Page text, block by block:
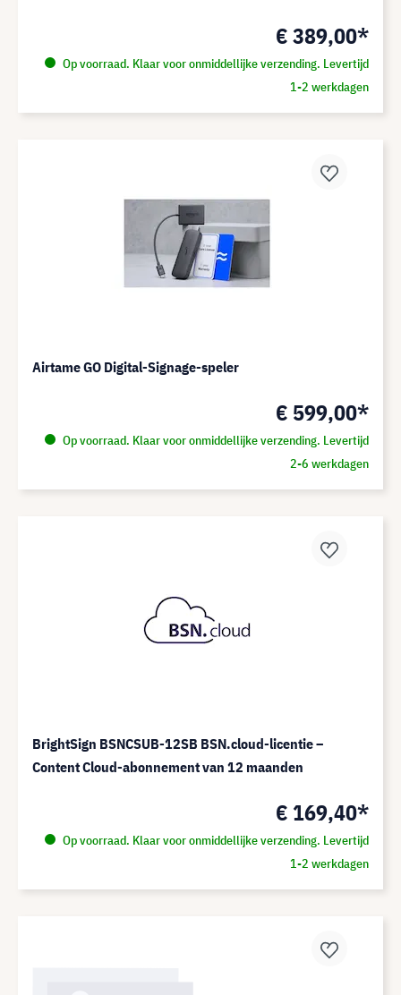
€ 389,00*
Op voorraad. Klaar voor onmiddellijke verzending. Levertijd
1-2 werkdagen
Airtame GO Digital-Signage-speler
€ 599,00*
Op voorraad. Klaar voor onmiddellijke verzending. Levertijd
2-6 werkdagen
BrightSign BSNCSUB-12SB BSN.cloud-licentie –
Content Cloud-abonnement van 12 maanden
€ 169,40*
Op voorraad. Klaar voor onmiddellijke verzending. Levertijd
1-2 werkdagen